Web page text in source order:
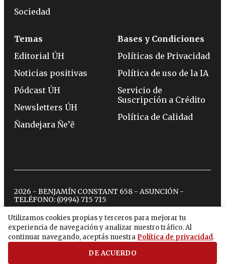
Utilizamos cookies propias y terceros para mejorar tu
experiencia de navegación y analizar nuestro tráfico. Al
continuar navegando, aceptás nuestra Política de privacidad.
DE ACUERDO
Sociedad
Temas
Editorial ÚH
Noticias positivas
Pódcast ÚH
Newsletters ÚH
Ñandejara Ñe’ẽ
Bases y Condiciones
Políticas de Privacidad
Política de uso de la IA
Servicio de
Suscripción a Crédito
Política de Calidad
2026 - BENJAMÍN CONSTANT 658 - ASUNCIÓN -
TELÉFONO: (0994) 715 715
twitterinstagram
facebook
tiktokyoutubespotify